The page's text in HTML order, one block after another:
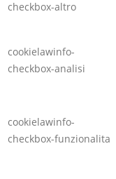
checkbox-altro
cookielawinfo-
checkbox-analisi
cookielawinfo-
checkbox-funzionalita